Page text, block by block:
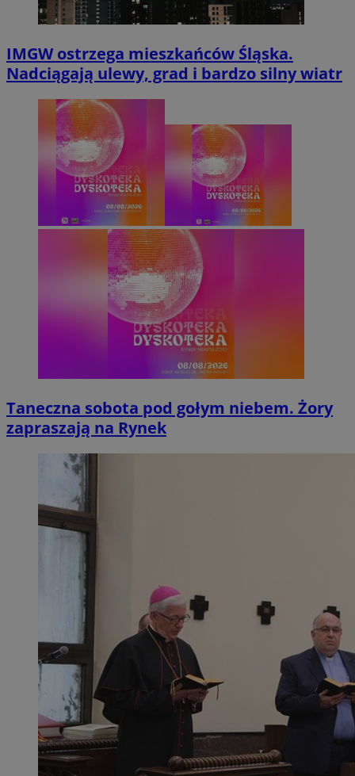
IMGW ostrzega mieszkańców Śląska.
Nadciągają ulewy, grad i bardzo silny wiatr
Taneczna sobota pod gołym niebem. Żory
zapraszają na Rynek